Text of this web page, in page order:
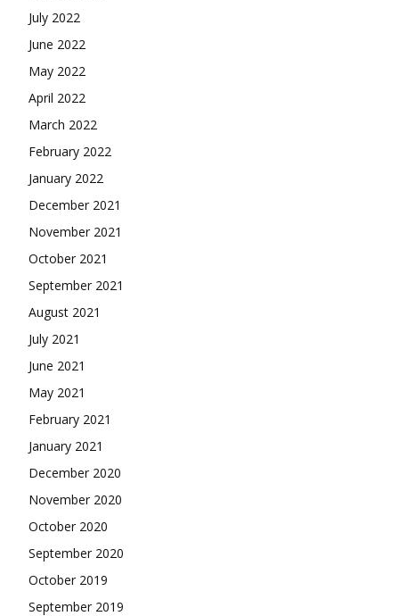
July 2022
June 2022
May 2022
April 2022
March 2022
February 2022
January 2022
December 2021
November 2021
October 2021
September 2021
August 2021
July 2021
June 2021
May 2021
February 2021
January 2021
December 2020
November 2020
October 2020
September 2020
October 2019
September 2019